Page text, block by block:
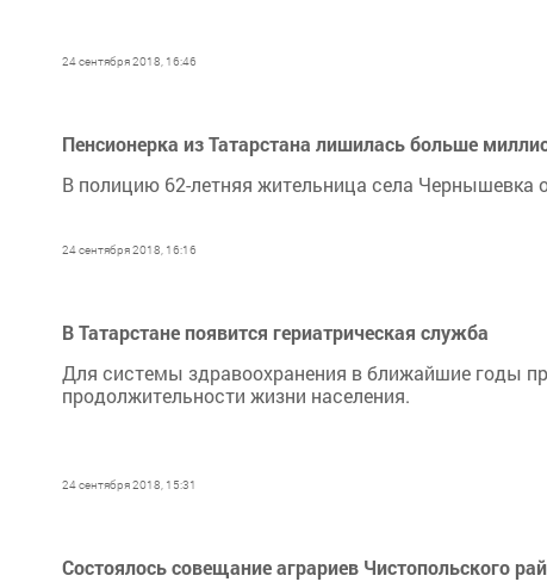
24 сентября 2018, 16:46
Пенсионерка из Татарстана лишилась больше
В полицию 62-летняя жительница села Чернышевка
24 сентября 2018, 16:16
В Татарстане появится гериатрическая служба
Для системы здравоохранения в ближайшие годы
продолжительности жизни населения.
24 сентября 2018, 15:31
Состоялось совещание аграриев Чистопольского